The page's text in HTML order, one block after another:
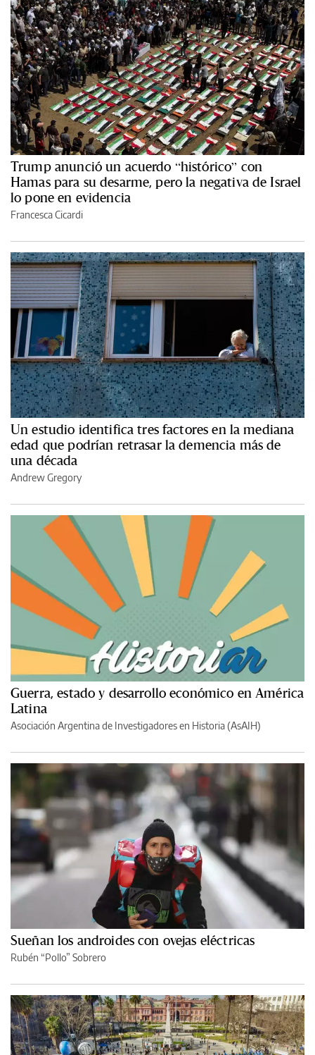
Trump anunció un acuerdo “histórico” con
Hamas para su desarme, pero la negativa de Israel
lo pone en evidencia
Francesca Cicardi
Un estudio identifica tres factores en la mediana
edad que podrían retrasar la demencia más de
una década
Andrew Gregory
Guerra, estado y desarrollo económico en América
Latina
Asociación Argentina de Investigadores en Historia (AsAIH)
Sueñan los androides con ovejas eléctricas
Rubén “Pollo” Sobrero